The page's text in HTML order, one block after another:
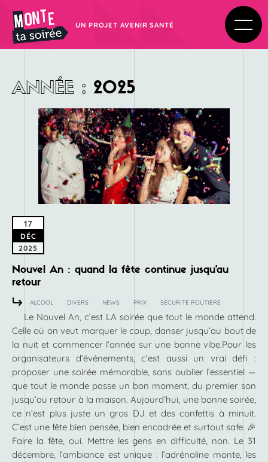
UN PROJET AVENIR SANTÉ
ANNÉE : 2025
17
DÉC
2025
Nouvel An : quand la fête continue jusqu’au
retour
ALCOOL DIVERS NEWS PRIX SÉCURITÉ ROUTIÈRE
Le Nouvel An, c’est LA soirée que tout le monde attend.
Celle où on veut marquer le coup, danser jusqu’au bout de
la nuit et commencer l’année sur une bonne vibe.Pour les
organisateurs d’événements, c’est aussi un vrai défi :
proposer une soirée mémorable, sans oublier l’essentiel —
que tout le monde passe un bon moment, du premier son
jusqu’au retour à la maison. Aujourd’hui, une bonne soirée,
ce n’est plus juste un gros DJ et des confettis à minuit.
C’est une fête bien pensée, bien encadrée et surtout safe. 🎉
Faire la fête, oui. Mettre les gens en difficulté, non. Le 31
décembre, l’ambiance est unique : l’adrénaline monte, les